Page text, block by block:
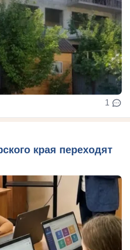
1
края переходят